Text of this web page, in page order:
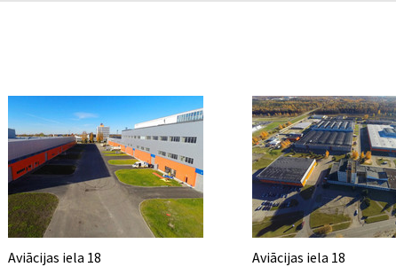
Aviācijas iela 18 Aviācijas iela 18